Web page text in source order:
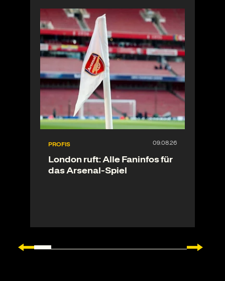
PROFIS
London ruft: Alle Faninfos für
das Arsenal-Spiel